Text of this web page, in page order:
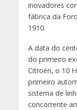
inovadores
fábrica da
1910.
A data do
do primeiro
Citroën, o 10
primeiro
sistema de
concorrente